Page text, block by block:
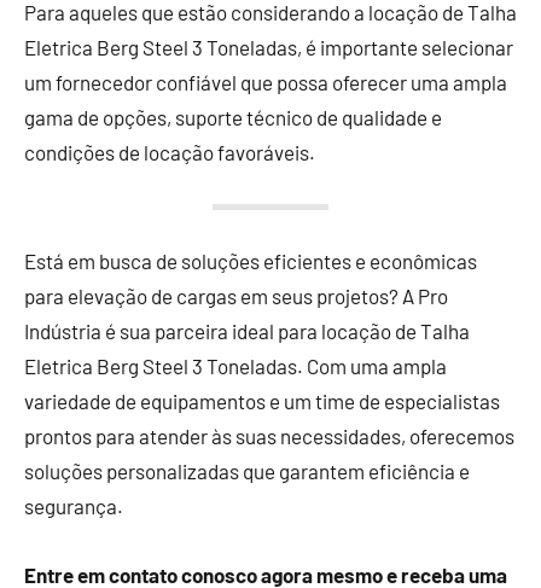
Para aqueles que estão considerando a locação de Talha
Eletrica Berg Steel 3 Toneladas, é importante selecionar
um fornecedor confiável que possa oferecer uma ampla
gama de opções, suporte técnico de qualidade e
condições de locação favoráveis.
Está em busca de soluções eficientes e econômicas
para elevação de cargas em seus projetos? A Pro
Indústria é sua parceira ideal para locação de Talha
Eletrica Berg Steel 3 Toneladas. Com uma ampla
variedade de equipamentos e um time de especialistas
prontos para atender às suas necessidades, oferecemos
soluções personalizadas que garantem eficiência e
segurança.
Entre em contato conosco agora mesmo e receba uma